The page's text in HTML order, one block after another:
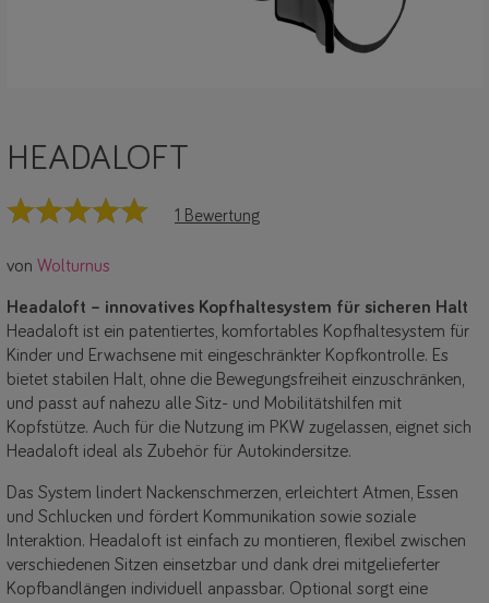
HEADALOFT
1 Bewertung
von Wolturnus
Headaloft – innovatives Kopfhaltesystem für sicheren Halt
Headaloft ist ein patentiertes, komfortables Kopfhaltesystem für
Kinder und Erwachsene mit eingeschränkter Kopfkontrolle. Es
bietet stabilen Halt, ohne die Bewegungsfreiheit einzuschränken,
und passt auf nahezu alle Sitz- und Mobilitätshilfen mit
Kopfstütze. Auch für die Nutzung im PKW zugelassen, eignet sich
Headaloft ideal als Zubehör für Autokindersitze.
Das System lindert Nackenschmerzen, erleichtert Atmen, Essen
und Schlucken und fördert Kommunikation sowie soziale
Interaktion. Headaloft ist einfach zu montieren, flexibel zwischen
verschiedenen Sitzen einsetzbar und dank drei mitgelieferter
Kopfbandlängen individuell anpassbar. Optional sorgt eine